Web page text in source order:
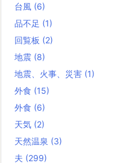
台風 (6)
品不足 (1)
回覧板 (2)
地震 (8)
地震、火事、災害 (1)
外食 (15)
外食 (6)
天気 (2)
天然温泉 (3)
夫 (299)